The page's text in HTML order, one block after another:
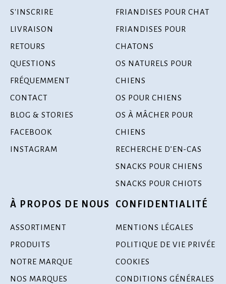
S'INSCRIRE
LIVRAISON
RETOURS
QUESTIONS
FRÉQUEMMENT
CONTACT
BLOG & STORIES
FACEBOOK
INSTAGRAM
FRIANDISES POUR CHAT
FRIANDISES POUR
CHATONS
OS NATURELS POUR
CHIENS
OS POUR CHIENS
OS À MÂCHER POUR
CHIENS
RECHERCHE D’EN-CAS
SNACKS POUR CHIENS
SNACKS POUR CHIOTS
À PROPOS DE NOUS
ASSORTIMENT
PRODUITS
NOTRE MARQUE
NOS MARQUES
CONFIDENTIALITÉ
MENTIONS LÉGALES
POLITIQUE DE VIE PRIVÉE
COOKIES
CONDITIONS GÉNÉRALES